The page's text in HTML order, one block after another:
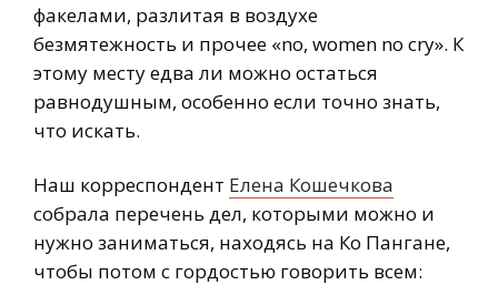
факелами, разлитая в воздухе
безмятежность и прочее «no, women no cry». К
этому месту едва ли можно остаться
равнодушным, особенно если точно знать,
что искать.
Наш корреспондент Елена Кошечкова
собрала перечень дел, которыми можно и
нужно заниматься, находясь на Ко Пангане,
чтобы потом с гордостью говорить всем: